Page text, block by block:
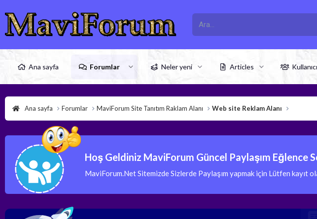
Ana sayfa Forumlar Neler yeni Articles
Ana sayfa Forumlar MaviForum Site Tanıtım Raklam Alanı Web site Reklam Alanı
Hoş Geldiniz MaviForum Güncel Paylaşım Eğlence
MaviForum.Net Sitemizde Sizlerde Paylaşım yapmak için Lütfen kayıt